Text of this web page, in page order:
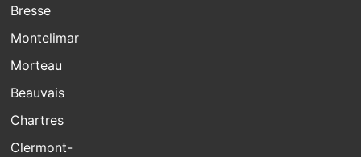
Bresse
Montelimar
Morteau
Beauvais
Chartres
Clermont-